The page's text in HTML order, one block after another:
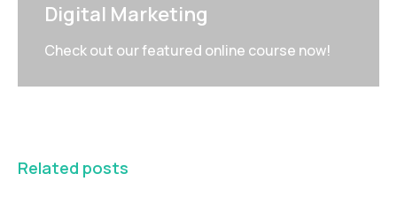
Digital Marketing
Check out our featured online course now!
Related posts